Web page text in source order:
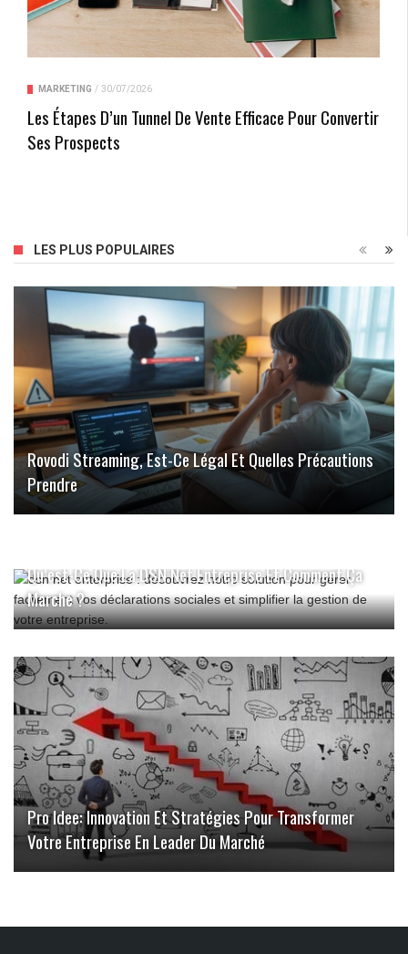
MARKETING / 30/07/2026
Les Étapes D’un Tunnel De Vente Efficace Pour Convertir
Ses Prospects
LES PLUS POPULAIRES
Rovodi Streaming, Est-Ce Légal Et Quelles Précautions
Prendre
Qu’est-Ce Que La DSN Net Entreprise Et Comment Ça
Marche ?
Pro Idee: Innovation Et Stratégies Pour Transformer
Votre Entreprise En Leader Du Marché